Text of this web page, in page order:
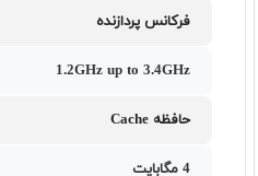
فرکانس پردازنده
1.2GHz up to 3.4GHz
حافظه Cache
4 مگابایت